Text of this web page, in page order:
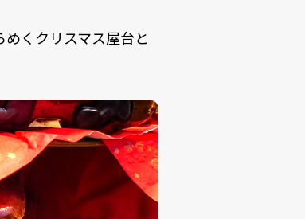
めくクリスマス屋台と